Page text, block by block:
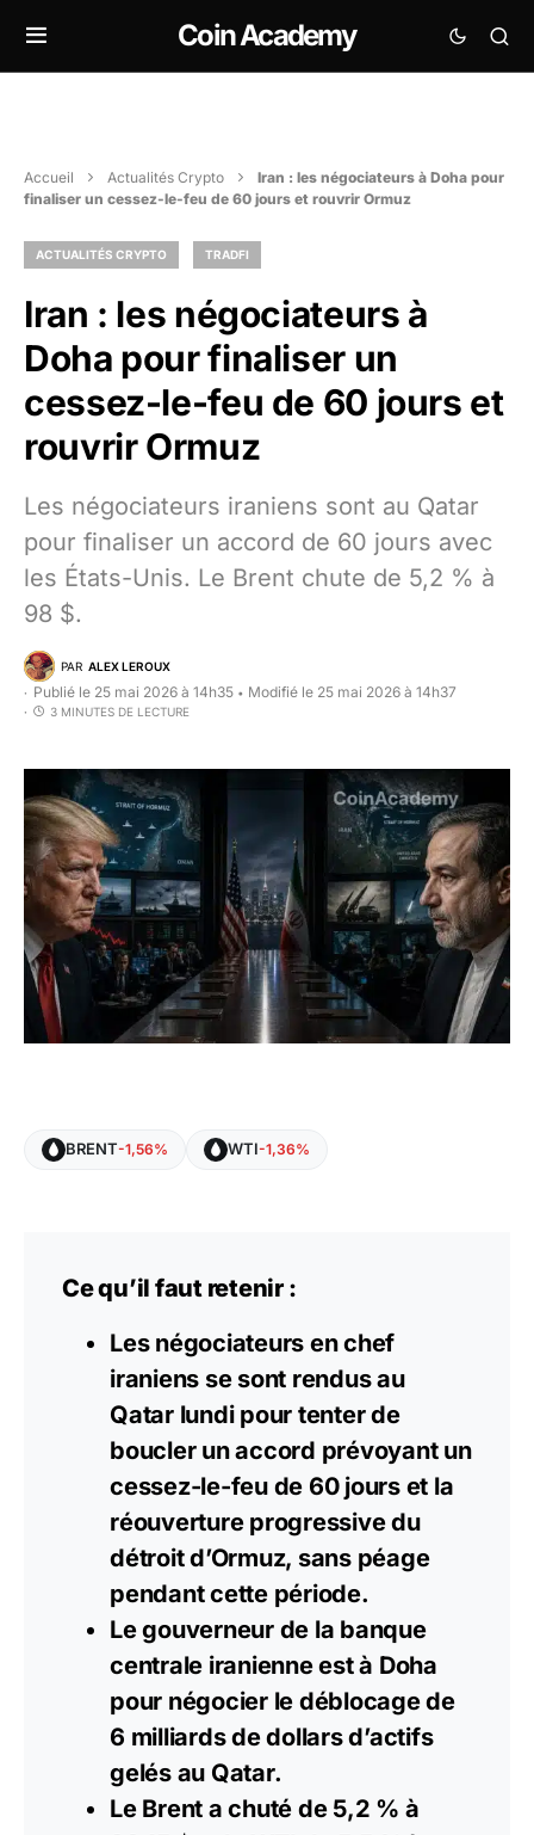
Coin Academy
Accueil Actualités Crypto
Iran : les négociateurs à Doha pour
finaliser un cessez-le-feu de 60 jours et rouvrir Ormuz
ACTUALITÉS CRYPTO TRADFI
Iran : les négociateurs à
Doha pour finaliser un
cessez-le-feu de 60 jours et
rouvrir Ormuz
Les négociateurs iraniens sont au Qatar
pour finaliser un accord de 60 jours avec
les États-Unis. Le Brent chute de 5,2 % à
98 $.
PAR ALEX LEROUX
Publié le 25 mai 2026 à 14h35 • Modifié le 25 mai 2026 à 14h37
3 MINUTES DE LECTURE
BRENT-1,56% WTI-1,36%
Ce qu’il faut retenir :
Les négociateurs en chef
iraniens se sont rendus au
Qatar lundi pour tenter de
boucler un accord prévoyant un
cessez-le-feu de 60 jours et la
réouverture progressive du
détroit d’Ormuz, sans péage
pendant cette période.
Le gouverneur de la banque
centrale iranienne est à Doha
pour négocier le déblocage de
6 milliards de dollars d’actifs
gelés au Qatar.
Le Brent a chuté de 5,2 % à